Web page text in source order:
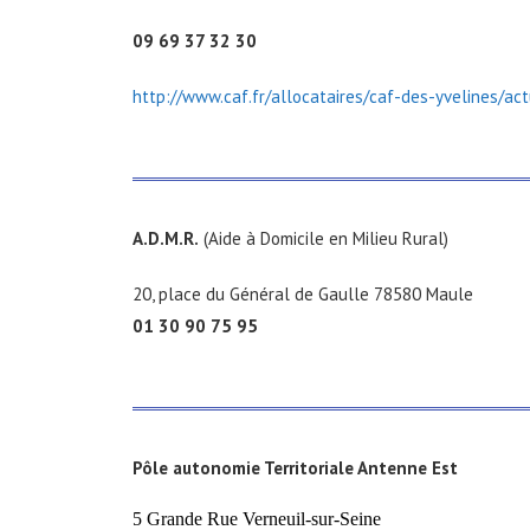
09 69 37 32 30
http://www.caf.fr/allocataires/caf-des-yvelines/
A.D.M.R. (Aide à Domicile en Milieu Rural)
20, place du Général de Gaulle 78580 Maule
01 30 90 75 95
Pôle autonomie TerritorialeAntenne Est
5 Grande Rue Verneuil-sur-Seine